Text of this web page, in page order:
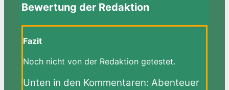
Bewertung der Redaktion
Fazit
Noch nicht von der Redaktion getestet.
Unten in den Kommentaren: Abenteuer